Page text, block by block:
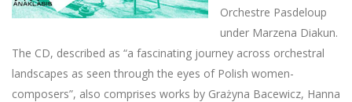
Orchestre Pasdeloup
under Marzena Diakun.
The CD, described as “a fascinating journey across orchestral
landscapes as seen through the eyes of Polish women-
composers”, also comprises works by Grażyna Bacewicz, Hanna